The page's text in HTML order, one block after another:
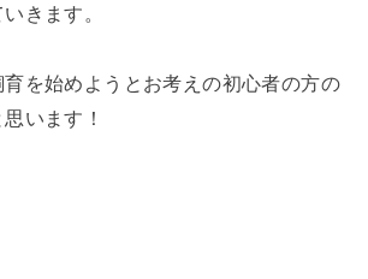
きます。
を始めようとお考えの初心者の方の
います！